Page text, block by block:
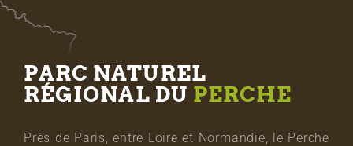
PARC NATUREL
RÉGIONAL DU PERCHE
Près de Paris, entre Loire et Normandie, le Perche